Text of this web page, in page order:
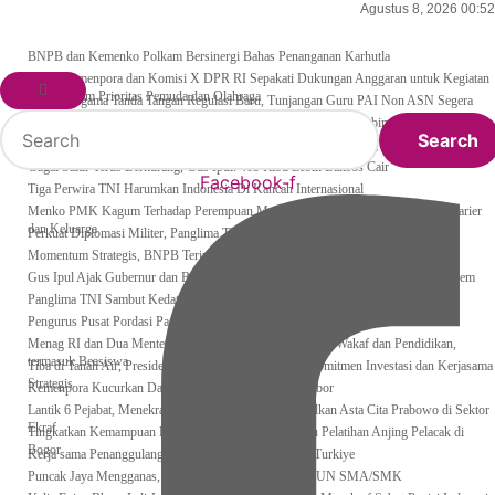
Agustus 8, 2026 00:52
BNPB dan Kemenko Polkam Bersinergi Bahas Penanganan Karhutla
Raker Kemenpora dan Komisi X DPR RI Sepakati Dukungan Anggaran untuk Kegiatan
dan Program Prioritas Pemuda dan Olahraga
Menteri Agama Tanda Tangan Regulasi Baru, Tunjangan Guru PAI Non ASN Segera
Pertama di Asia Enam Atlet Panjat Tebing Indonesia Taklukkan Tebing Tertinggi Dunia,
Ini Nama-nya
Kepulangan Dua Kloter Jemaah Asal Surabaya Tertunda, Kemenag Upayakan Cari
Gagal Salur Terus Berkurang, Gus Ipul: 405 Ribu Lebih Bansos Cair
Tiga Perwira TNI Harumkan Indonesia Di Kancah Internasional
Menko PMK Kagum Terhadap Perempuan Modern yang Mampu Seimbangkan Karier
dan Keluarga
Perkuat Diplomasi Militer, Panglima TNI Terima CC Panglima Tentera Malaysia
Momentum Strategis, BNPB Terima Kunjungan EMERCOM Rusia
Gus Ipul Ajak Gubernur dan Bupati/Wali Kota se-Kalteng Hajar Kemiskinan Ekstrem
Panglima TNI Sambut Kedatangan Presiden RI Usai Lawatan ke Timur Tengah
Pengurus Pusat Pordasi Pacu Dapat Pesan dari Sri Paduka
Menag RI dan Dua Menteri Yordania Jalin Sinergi Bidang Wakaf dan Pendidikan,
termasuk Beasiswa
Tiba di Tanah Air, Presiden Prabowo Subianto Bawa Komitmen Investasi dan Kerjasama
Strategis
Kemenpora Kucurkan Dana untuk Pelatnas pada 13 Cabor
Lantik 6 Pejabat, Menekraf Tegaskan Komitmen Wujudkan Asta Cita Prabowo di Sektor
Ekraf
Tingkatkan Kemampuan K9 TNI, Panglima TNI Tinjau Pelatihan Anjing Pelacak di
Bogor
Kerja sama Penanggulangan Bencana BNPB – AFAD Turkiye
Puncak Jaya Mengganas, TNI-POLRI Solid Amankan UN SMA/SMK
Enter
Keyword
Search
for:
Search
Search
Facebook-f